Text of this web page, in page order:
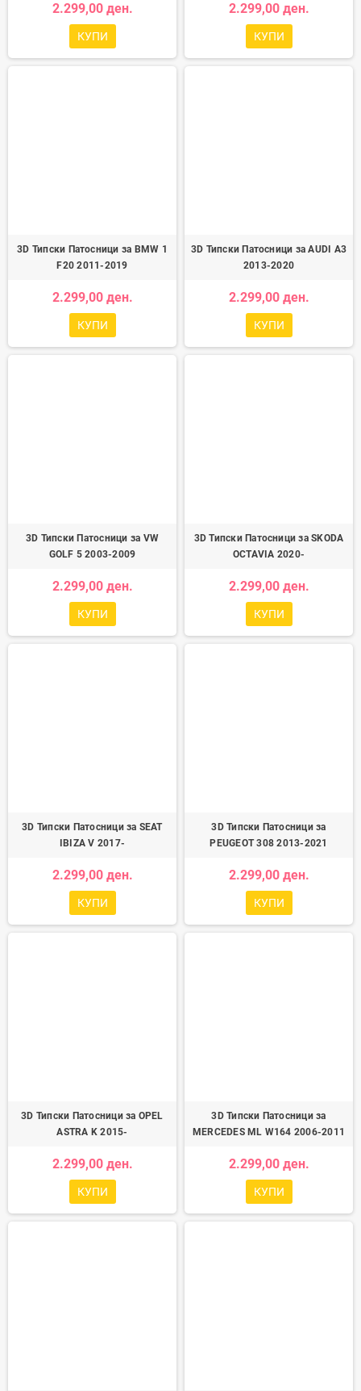
2.299,00 ден.
КУПИ
2.299,00 ден.
КУПИ
3D Типски Патосници за BMW 1
F20 2011-2019
2.299,00 ден.
КУПИ
3D Типски Патосници за AUDI A3
2013-2020
2.299,00 ден.
КУПИ
3D Типски Патосници за VW
GOLF 5 2003-2009
2.299,00 ден.
КУПИ
3D Типски Патосници за SKODA
OCTAVIA 2020-
2.299,00 ден.
КУПИ
3D Типски Патосници за SEAT
IBIZA V 2017-
2.299,00 ден.
КУПИ
3D Типски Патосници за
PEUGEOT 308 2013-2021
2.299,00 ден.
КУПИ
3D Типски Патосници за OPEL
ASTRA K 2015-
2.299,00 ден.
КУПИ
3D Типски Патосници за
MERCEDES ML W164 2006-2011
2.299,00 ден.
КУПИ